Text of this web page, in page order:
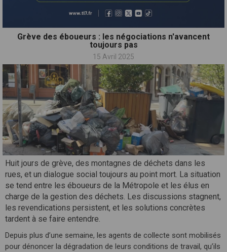
Grève des éboueurs : les négociations n'avancent
toujours pas
15 Avril 2025
Huit jours de grève, des montagnes de déchets dans les
rues, et un dialogue social toujours au point mort. La situation
se tend entre les éboueurs de la Métropole et les élus en
charge de la gestion des déchets. Les discussions stagnent,
les revendications persistent, et les solutions concrètes
tardent à se faire entendre.
Depuis plus d’une semaine, les agents de collecte sont mobilisés
pour dénoncer la dégradation de leurs conditions de travail, qu’ils